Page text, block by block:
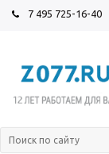
7 495 725-16-40